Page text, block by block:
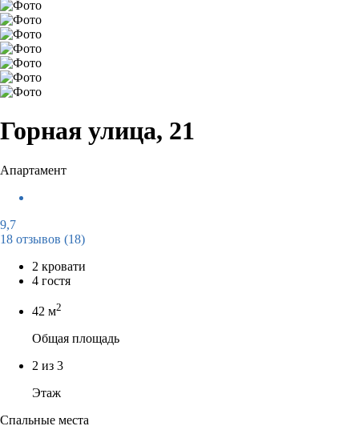
Горная улица, 21
Апартамент
9,7
18 отзывов (18)
2 кровати
4 гостя
42 м2
Общая площадь
2 из 3
Этаж
Спальные места